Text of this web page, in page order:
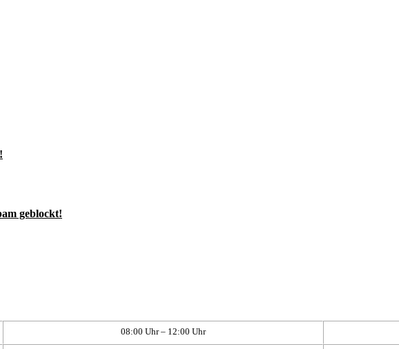
geblockt!
08:00 Uhr – 12:00 Uhr